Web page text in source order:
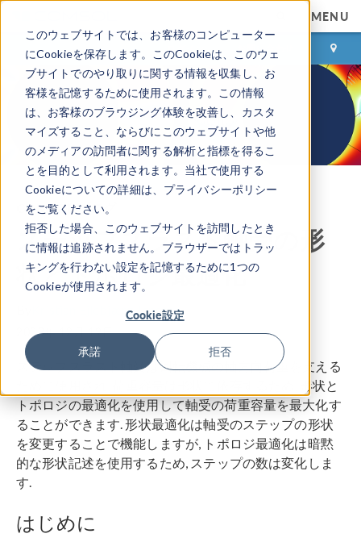
このウェブサイトでは、お客様のコンピューター
にCookieを保存します。このCookieは、このウェ
ブサイトでのやり取りに関する情報を収集し、お
客様を記憶するために使用されます。この情報
は、お客様のブラウジング体験を改善し、カスタ
マイズすること、ならびにこのウェブサイトや他
のメディアの訪問者に関する解析と指標を得るこ
とを目的として利用されます。当社で使用する
Cookieについての詳細は、プライバシーポリシー
をご覧ください。
拒否した場合、このウェブサイトを訪問したとき
に情報は追跡されません。ブラウザーではトラッ
キングを行わない設定を記憶するために1つの
Cookieが使用されます。
Cookie設定
承諾 拒否
MENU
ログイン お問い合わせ
COMSOL ブログ
ステップスラスト軸受の形
状とトポロジ最適化
Kristian Ejlebjærg Jensen
2023年 12月 19日
ステップスラスト軸受は回転機械の軸方向荷重を支える
ために使用され, 荷重容量は形状に依存するため, 形状と
トポロジの最適化を使用して軸受の荷重容量を最大化す
ることができます. 形状最適化は軸受のステップの形状
を変更することで機能しますが, トポロジ最適化は暗黙
的な形状記述を使用するため, ステップの数は変化しま
す.
はじめに